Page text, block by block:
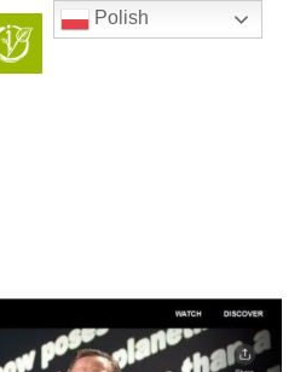
Polish